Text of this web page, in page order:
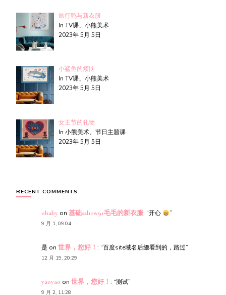
旅行鸭与新衣服
In TV课、小熊美术
2023年 5月 5日
小鲨鱼的烦恼
In TV课、小熊美术
2023年 5月 5日
女王节的礼物
In 小熊美术、节日主题课
2023年 5月 5日
RECENT COMMENTS
obaby on 基础s2l11w91毛毛的新衣服: “开心 ”
9 月 1, 09:04
是 on 世界，您好！ : “百度site域名后缀看到的，路过”
12 月 19, 20:29
yaoyao on 世界，您好！ : “测试”
9 月 2, 11:28